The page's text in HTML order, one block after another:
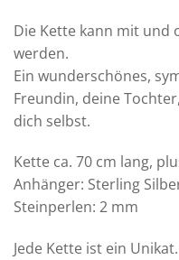
Die Kette kann mit und
werden.
Ein wunderschönes,
Freundin, deine
dich selbst.
Kette ca. 70 cm lang,
Anhänger: Sterling
Steinperlen: 2 mm
Jede Kette ist ein Unikat.